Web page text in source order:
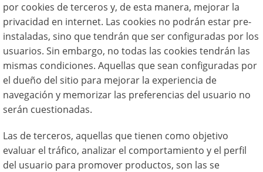
por cookies de terceros y, de esta manera, mejorar la
privacidad en internet. Las cookies no podrán estar pre-
instaladas, sino que tendrán que ser configuradas por los
usuarios. Sin embargo, no todas las cookies tendrán las
mismas condiciones. Aquellas que sean configuradas por
el dueño del sitio para mejorar la experiencia de
navegación y memorizar las preferencias del usuario no
serán cuestionadas.
Las de terceros, aquellas que tienen como objetivo
evaluar el tráfico, analizar el comportamiento y el perfil
del usuario para promover productos, son las se